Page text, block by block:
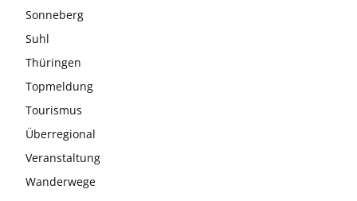
Sonneberg
Suhl
Thüringen
Topmeldung
Tourismus
Überregional
Veranstaltung
Wanderwege